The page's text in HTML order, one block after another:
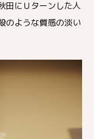
田にＵターンした人
のような質感の淡い